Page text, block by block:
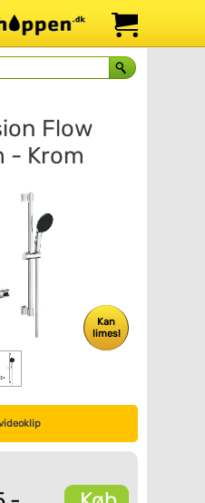
Flow
- Krom
Kan
limes!